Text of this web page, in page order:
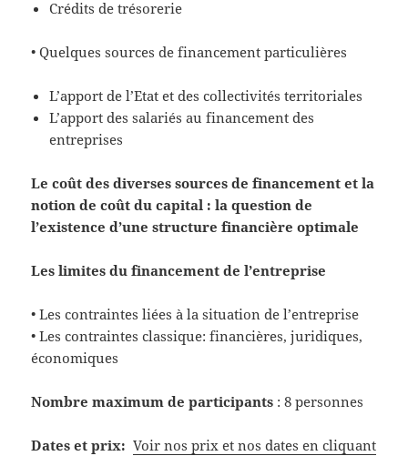
Crédits de trésorerie
• Quelques sources de financement particulières
L’apport de l’Etat et des collectivités territoriales
L’apport des salariés au financement des
entreprises
Le coût des diverses sources de financement et la
notion de coût du capital : la question de
l’existence d’une structure financière optimale
Les limites du financement de l’entreprise
• Les contraintes liées à la situation de l’entreprise
• Les contraintes classique: financières, juridiques,
économiques
Nombre maximum de participants : 8 personnes
Dates et prix:Voir nos prix et nos dates en cliquant